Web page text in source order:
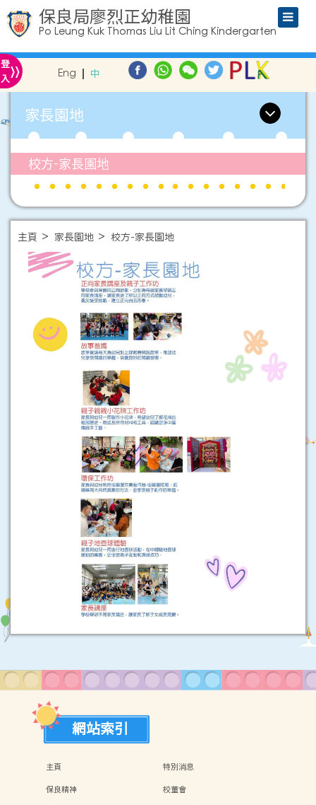
保良局廖烈正幼稚園
Po Leung Kuk Thomas Liu Lit Ching Kindergarten
登
入» Eng 中
家長園地
校方-家長園地
主頁 家長園地 校方-家長園地
網站索引
主頁
特別消息
保良精神
校董會